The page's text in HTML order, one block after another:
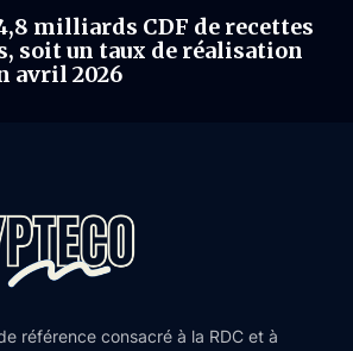
milliards CDF de recettes
soit un taux de réalisation
avril 2026
référence consacré à la RDC et à